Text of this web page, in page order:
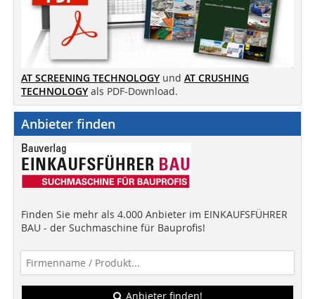
AT SCREENING TECHNOLOGY und AT CRUSHING
TECHNOLOGY als PDF-Download.
Anbieter finden
Finden Sie mehr als 4.000 Anbieter im EINKAUFSFÜHRER
BAU - der Suchmaschine für Bauprofis!
Anbieter finden!